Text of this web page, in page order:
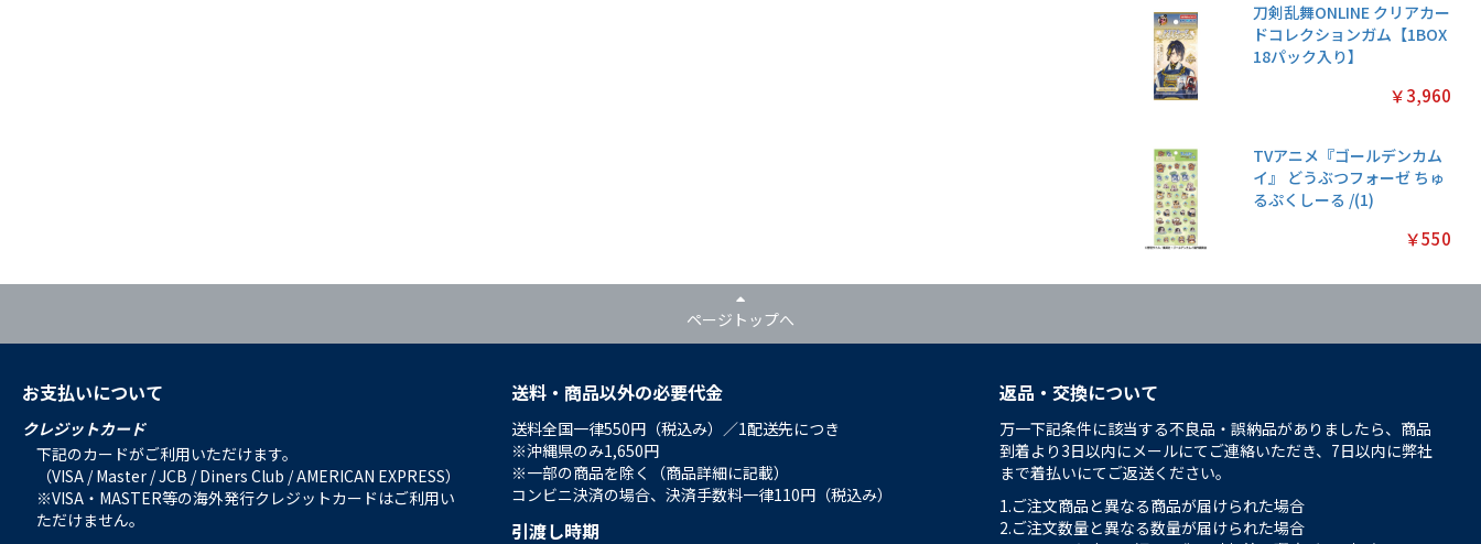
刀剣乱舞ONLINE クリアカー
ドコレクションガム【1BOX
18パック入り】
￥3,960
TVアニメ『ゴールデンカム
イ』 どうぶつフォーゼ ちゅ
るぷくしーる /(1)
￥550
ページトップへ
お支払いについて
クレジットカード
下記のカードがご利用いただけます。
（VISA / Master / JCB / Diners Club / AMERICAN EXPRESS）
※VISA・MASTER等の海外発行クレジットカードはご利用い
ただけません。
送料・商品以外の必要代金
送料全国一律550円（税込み）／1配送先につき
※沖縄県のみ1,650円
※一部の商品を除く（商品詳細に記載）
コンビニ決済の場合、決済手数料一律110円（税込み）
引渡し時期
返品・交換について
万一下記条件に該当する不良品・誤納品がありましたら、商品
到着より3日以内にメールにてご連絡いただき、7日以内に弊社
まで着払いにてご返送ください。
1.ご注文商品と異なる商品が届けられた場合
2.ご注文数量と異なる数量が届けられた場合